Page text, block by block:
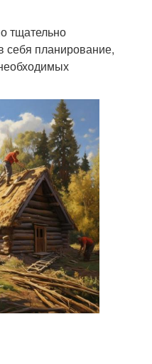
тщательно
себя планирование,